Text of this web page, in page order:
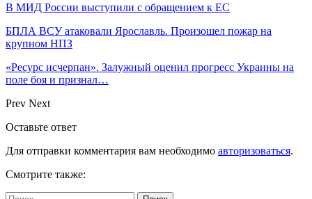
В МИД России выступили с обращением к ЕС
БПЛА ВСУ атаковали Ярославль. Произошел пожар на
крупном НПЗ
«Ресурс исчерпан». Залужный оценил прогресс Украины на
поле боя и признал…
Prev Next
Оставьте ответ
Для отправки комментария вам необходимо авторизоваться.
Смотрите также: